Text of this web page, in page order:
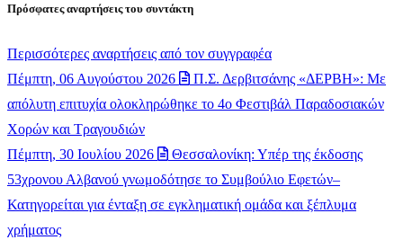
Πρόσφατες αναρτήσεις του συντάκτη
Περισσότερες αναρτήσεις από τον συγγραφέα
Πέμπτη, 06 Αυγούστου 2026
Π.Σ. Δερβιτσάνης «ΔΕΡΒΗ»: Με
απόλυτη επιτυχία ολοκληρώθηκε το 4ο Φεστιβάλ Παραδοσιακών
Χορών και Τραγουδιών
Πέμπτη, 30 Ιουλίου 2026
Θεσσαλονίκη: Υπέρ της έκδοσης
53χρονου Αλβανού γνωμοδότησε το Συμβούλιο Εφετών–
Κατηγορείται για ένταξη σε εγκληματική ομάδα και ξέπλυμα
χρήματος